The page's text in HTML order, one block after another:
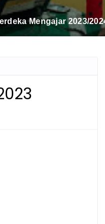
SEKOLAH 2023/2024